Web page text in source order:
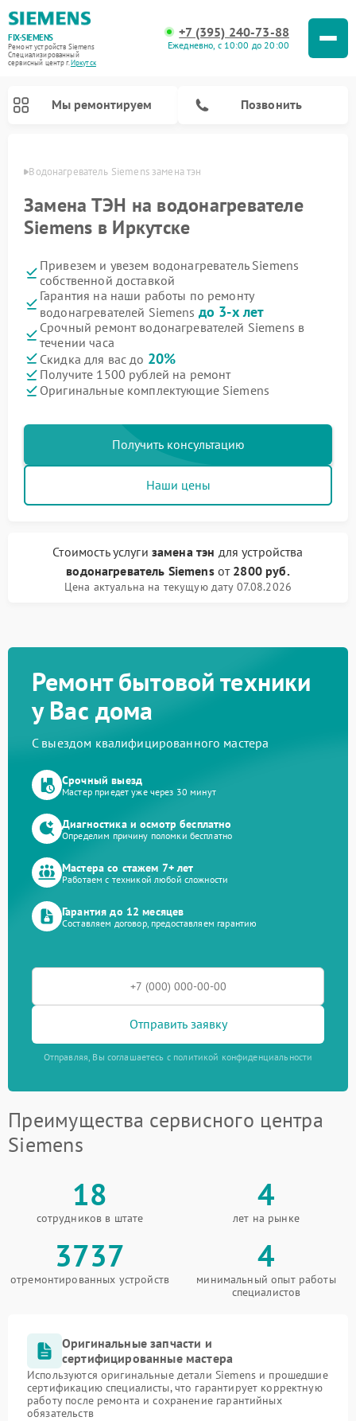
FIX-SIEMENS
Ремонт устройств Siemens
Специализированный
cервисный центр г.Иркутск
+7 (395) 240-73-88
Ежедневно, с 10:00 до 20:00
Мы ремонтируем Позвонить
Водонагреватель Siemens замена тэн
Замена ТЭН на водонагревателе
Siemens в Иркутске
Привезем и увезем водонагреватель Siemens
собственной доставкой
Гарантия на наши работы по ремонту
водонагревателей Siemens до 3-х лет
Срочный ремонт водонагревателей Siemens в
течении часа
Скидка для вас до 20%
Получите 1500 рублей на ремонт
Оригинальные комплектующие Siemens
Получить консультацию
Наши цены
Стоимость услуги замена тэн для устройства
водонагреватель Siemensот 2800 руб.
Цена актуальна на текущую дату 07.08.2026
Ремонт бытовой техники
у Вас дома
С выездом квалифицированного мастера
Срочный выезд
Мастер приедет уже через 30 минут
Диагностика и осмотр бесплатно
Определим причину поломки бесплатно
Мастера со стажем 7+ лет
Работаем с техникой любой сложности
Гарантия до 12 месяцев
Составляем договор, предоставляем гарантию
Отправить заявку
Отправляя, Вы соглашаетесь с политикой конфиденциальности
Преимущества сервисного центра
Siemens
18
сотрудников в штате
4
лет на рынке
3737
отремонтированных устройств
4
минимальный опыт работы
специалистов
Оригинальные запчасти и
сертифицированные мастера
Используются оригинальные детали Siemens и прошедшие
сертификацию специалисты, что гарантирует корректную
работу после ремонта и сохранение гарантийных
обязательств